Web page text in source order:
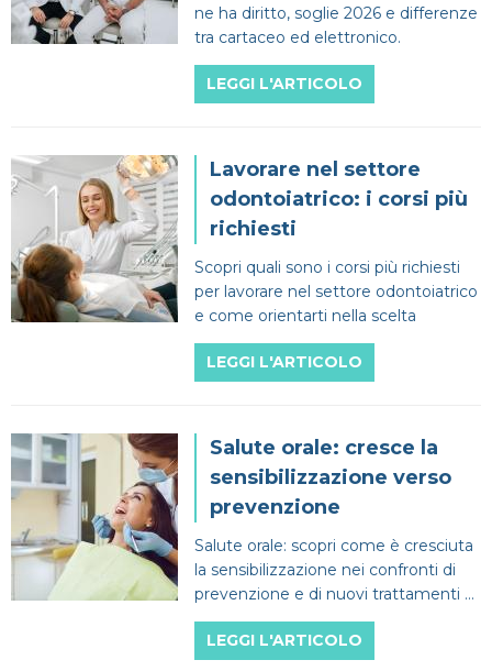
ne ha diritto, soglie 2026 e differenze
tra cartaceo ed elettronico.
LEGGI L'ARTICOLO
Lavorare nel settore
odontoiatrico: i corsi più
richiesti
Scopri quali sono i corsi più richiesti
per lavorare nel settore odontoiatrico
e come orientarti nella scelta
LEGGI L'ARTICOLO
Salute orale: cresce la
sensibilizzazione verso
prevenzione
Salute orale: scopri come è cresciuta
la sensibilizzazione nei confronti di
prevenzione e di nuovi trattamenti a
tutto vantaggio del paziente finale.
LEGGI L'ARTICOLO